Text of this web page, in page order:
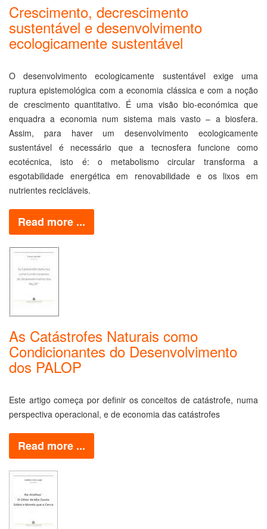
Crescimento, decrescimento
sustentável e desenvolvimento
ecologicamente sustentável
O desenvolvimento ecologicamente sustentável exige uma
ruptura epistemológica com a economia clássica e com a noção
de crescimento quantitativo. É uma visão bio-económica que
enquadra a economia num sistema mais vasto – a biosfera.
Assim, para haver um desenvolvimento ecologicamente
sustentável é necessário que a tecnosfera funcione como
ecotécnica, isto é: o metabolismo circular transforma a
esgotabilidade energética em renovabilidade e os lixos em
nutrientes recicláveis.
Read more ...
As Catástrofes Naturais como
Condicionantes do Desenvolvimento
dos PALOP
Este artigo começa por definir os conceitos de catástrofe, numa
perspectiva operacional, e de economia das catástrofes
Read more ...